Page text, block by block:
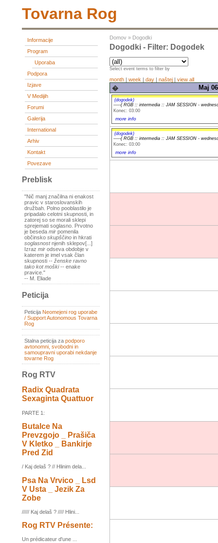
Tovarna Rog
Informacije
Program
Uporaba
Podpora
Izjave
V Medijih
Forumi
Galerija
International
Arhiv
Kontakt
Povezave
Preblisk
"Nič manj značilna ni enakost
pravic v staroslovanskih
družbah. Polno pooblastilo je
pripadalo celotni skupnosti, in
zatorej so se morali sklepi
sprejemati soglasno. Prvotno
je beseda mir pomenila
občinsko skupščino in hkrati
soglasnostnjenih sklepov[...]
Izraz mir odseva obdobje v
katerem je imel vsak član
skupnosti -- ženske ravno
tako kot moški-- enake
pravice."
-- M. Eliade
Peticija
Peticija Neomejeni rog uporabe
/ Support Autonomous Tovarna
Rog
Stalna peticija za podporo
avtonomni, svobodni in
samoupravni uporabi nekdanje
tovarne Rog
Rog RTV
Radix Quadrata
Sexaginta Quattuor
PARTE 1:
Butalce Na
Prevzgojo _ Prašiča
V Kletko _ Bankirje
Pred Zid
/ Kaj delaš ? // Hlinim dela...
Psa Na Vrvico _ Lsd
V Usta _ Jezik Za
Zobe
///// Kaj delaš ? //// Hlini...
Rog RTV Présente:
Un prédicateur d'une ...
Domov » Dogodki
Dogodki - Filter: Dogodek
Select event terms to filter by
month | week | day | naštej | view all
� Maj
(dogodek)
-----( RGB :: intermedia :: JAM SESSION -
Konec: 03:00
more info
(dogodek)
-----( RGB :: intermedia :: JAM SESSION -
Konec: 03:00
more info